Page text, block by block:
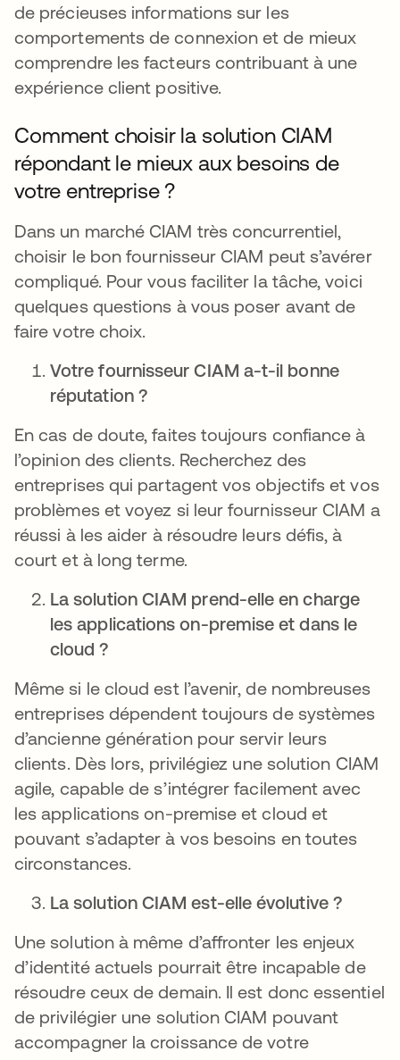
de précieuses informations sur les
comportements de connexion et de mieux
comprendre les facteurs contribuant à une
expérience client positive.
Comment choisir la solution CIAM
répondant le mieux aux besoins de
votre entreprise ?
Dans un marché CIAM très concurrentiel,
choisir le bon fournisseur CIAM peut s’avérer
compliqué. Pour vous faciliter la tâche, voici
quelques questions à vous poser avant de
faire votre choix.
Votre fournisseur CIAM a-t-il bonne
réputation ?
En cas de doute, faites toujours confiance à
l’opinion des clients. Recherchez des
entreprises qui partagent vos objectifs et vos
problèmes et voyez si leur fournisseur CIAM a
réussi à les aider à résoudre leurs défis, à
court et à long terme.
La solution CIAM prend-elle en charge
les applications on-premise et dans le
cloud ?
Même si le cloud est l’avenir, de nombreuses
entreprises dépendent toujours de systèmes
d’ancienne génération pour servir leurs
clients. Dès lors, privilégiez une solution CIAM
agile, capable de s’intégrer facilement avec
les applications on-premise et cloud et
pouvant s’adapter à vos besoins en toutes
circonstances.
La solution CIAM est-elle évolutive ?
Une solution à même d’affronter les enjeux
d’identité actuels pourrait être incapable de
résoudre ceux de demain. Il est donc essentiel
de privilégier une solution CIAM pouvant
accompagner la croissance de votre